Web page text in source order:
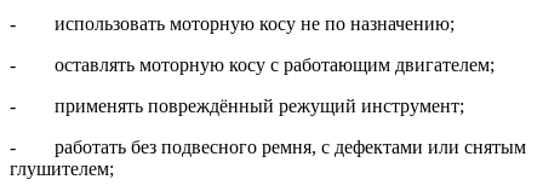
- использовать моторную косу не по назначению;
- оставлять моторную косу с работающим двигателем;
- применять повреждённый режущий инструмент;
- работать без подвесного ремня, с дефектами или снятым
глушителем;